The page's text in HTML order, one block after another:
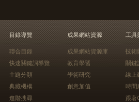
目錄導覽
聯合目錄
快速關鍵詞導覽
主題分類
典藏機構
進階搜尋
成果網站資源
成果網站資源庫
教育學習
學術研究
創意加值
工具
技術
關鍵
線上
時間
跟